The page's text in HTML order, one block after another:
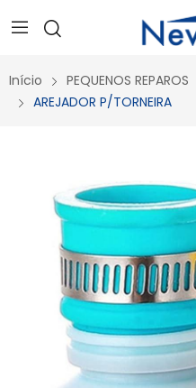
Secure crypto portfolio
Visit Ledger Live
- easily
Início PEQUENOS REPAROS
AREJADOR P/TORNEIRA